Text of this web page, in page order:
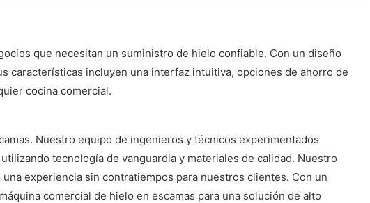
que necesitan un suministro de hielo confiable. Con un diseño
características incluyen una interfaz intuitiva, opciones de ahorro de
cocina comercial.
Nuestro equipo de ingenieros y técnicos experimentados
tecnología de vanguardia y materiales de calidad. Nuestro
experiencia sin contratiempos para nuestros clientes. Con un
comercial de hielo en escamas para una solución de alto